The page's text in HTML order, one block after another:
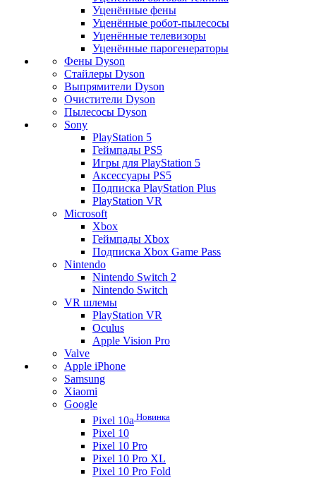
Уценённые фены
Уценённые робот-пылесосы
Уценённые телевизоры
Уценённые парогенераторы
Фены Dyson
Стайлеры Dyson
Выпрямители Dyson
Очистители Dyson
Пылесосы Dyson
Sony
PlayStation 5
Геймпады PS5
Игры для PlayStation 5
Аксессуары PS5
Подписка PlayStation Plus
PlayStation VR
Microsoft
Xbox
Геймпады Xbox
Подписка Xbox Game Pass
Nintendo
Nintendo Switch 2
Nintendo Switch
VR шлемы
PlayStation VR
Oculus
Apple Vision Pro
Valve
Apple iPhone
Samsung
Xiaomi
Google
Pixel 10a Новинка
Pixel 10
Pixel 10 Pro
Pixel 10 Pro XL
Pixel 10 Pro Fold